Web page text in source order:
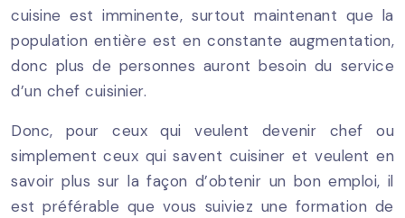
cuisine est imminente, surtout maintenant que la
population entière est en constante augmentation,
donc plus de personnes auront besoin du service
d’un chef cuisinier.
Donc, pour ceux qui veulent devenir chef ou
simplement ceux qui savent cuisiner et veulent en
savoir plus sur la façon d’obtenir un bon emploi, il
est préférable que vous suiviez une formation de